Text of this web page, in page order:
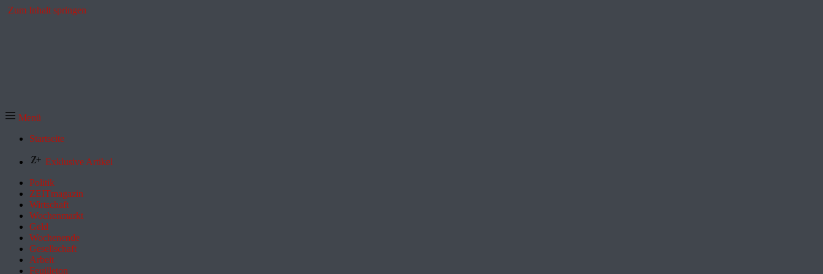
Zum Inhalt springen
Menü
Startseite
Exklusive Artikel
Politik
ZEITmagazin
Wirtschaft
Wochenmarkt
Geld
Wochenende
Gesellschaft
Arbeit
Feuilleton